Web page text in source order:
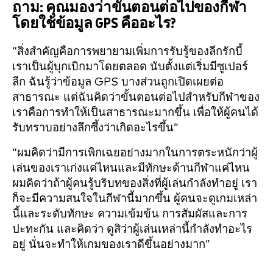
ถาม: คุณมองว่าขั้นตอนต่อไปของกีฬา
โดยใช้ข้อมูล GPS คืออะไร?
“สิ่งสำคัญคือการพยายามเพิ่มการรับรู้ของลีกรักบี้
เราเป็นผู้บุกเบิกมาโดยตลอด นับตั้งแต่เริ่มมีซูเปอร์
ลีก ฉันรู้ว่าข้อมูล GPS บางส่วนถูกเปิดเผยต่อ
สาธารณะ แต่ฉันคิดว่าขั้นตอนต่อไปสำหรับกีฬาของ
เราคือการทำให้เป็นสาธารณะมากขึ้น เพื่อให้ผู้คนได้
รับทราบอย่างลึกซึ้งว่าเกิดอะไรขึ้น”
“ผมคิดว่ามีการเพิกเฉยอย่างมากในการตระหนักว่าผู้
เล่นของเราเก่งแค่ไหนและมีทักษะด้านกีฬาแค่ไหน
ผมคิดว่าถ้าผู้คนรู้บริบทของสิ่งที่ผู้เล่นกำลังทำอยู่ เรา
ก็จะมีความสนใจในกีฬานี้มากขึ้น ผู้คนจะดูเกมเหล่า
นี้และระดับทักษะ ความเข้มข้น การสัมผัสและการ
ปะทะกัน และคิดว่า ดูสิว่าผู้เล่นเหล่านี้กำลังทำอะไร
อยู่ นั่นจะทำให้เกมของเราดีขึ้นอย่างมาก”